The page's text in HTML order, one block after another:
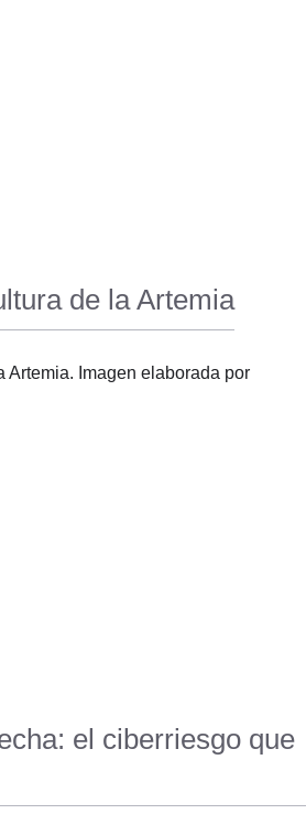
de la Artemia
Artemia. Imagen elaborada por
el ciberriesgo que